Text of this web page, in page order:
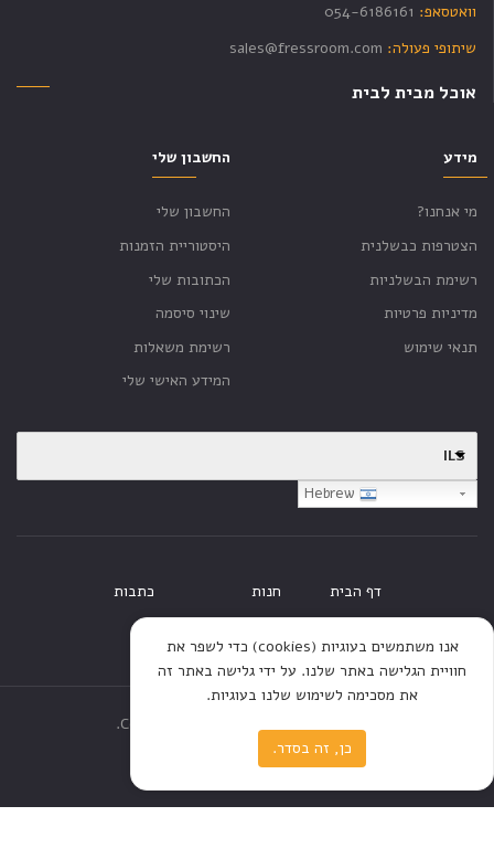
וואטסאפ: 054-6186161
שיתופי פעולה: sales@fressroom.com
אוכל מבית לבית
החשבון שלי
החשבון שלי
היסטוריית הזמנות
הכתובות שלי
שינוי סיסמה
רשימת משאלות
המידע האישי שלי
מידע
מי אנחנו?
הצטרפות כבשלנית
רשימת הבשלניות
מדיניות פרטיות
תנאי שימוש
ILS
דף הבית חנות כתבות
Copyright © 2020 All rights reserved.
אנו משתמשים בעוגיות (cookies) כדי לשפר את
חוויית הגלישה באתר שלנו. על ידי גלישה באתר זה
את מסכימה לשימוש שלנו בעוגיות.
כן, זה בסדר.